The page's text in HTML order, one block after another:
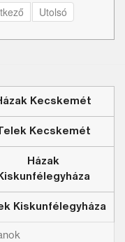
Utolsó
Kecskemét
Telek Kecskemét
Házak
Kiskunfélegyháza
Kiskunfélegyháza